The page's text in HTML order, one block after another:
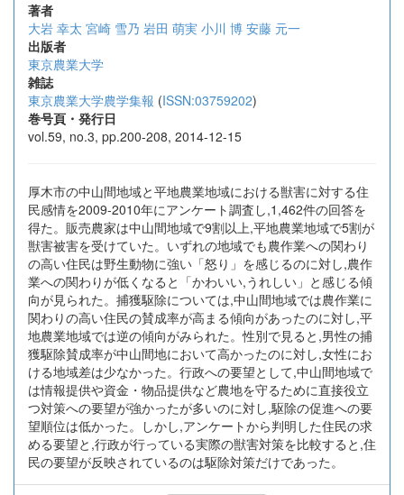
著者
大岩 幸太 宮崎 雪乃 岩田 萌実 小川 博 安藤 元一
出版者
東京農業大学
雑誌
東京農業大学農学集報 (ISSN:03759202)
巻号頁・発行日
vol.59, no.3, pp.200-208, 2014-12-15
厚木市の中山間地域と平地農業地域における獣害に対する住
民感情を2009-2010年にアンケート調査し,1,462件の回答を
得た。販売農家は中山間地域で9割以上,平地農業地域で5割が
獣害被害を受けていた。いずれの地域でも農作業への関わり
の高い住民は野生動物に強い「怒り」を感じるのに対し,農作
業への関わりが低くなると「かわいい,うれしい」と感じる傾
向が見られた。捕獲駆除については,中山間地域では農作業に
関わりの高い住民の賛成率が高まる傾向があったのに対し,平
地農業地域では逆の傾向がみられた。性別で見ると,男性の捕
獲駆除賛成率が中山間地において高かったのに対し,女性にお
ける地域差は少なかった。行政への要望として,中山間地域で
は情報提供や資金・物品提供など農地を守るために直接役立
つ対策への要望が強かったが多いのに対し,駆除の促進への要
望順位は低かった。しかし,アンケートから判明した住民の求
める要望と,行政が行っている実際の獣害対策を比較すると,住
民の要望が反映されているのは駆除対策だけであった。